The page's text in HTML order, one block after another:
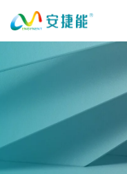
Силос
из
нержавеющей
стали